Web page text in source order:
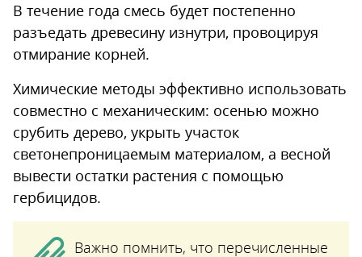
В течение года смесь будет постепенно
разъедать древесину изнутри, провоцируя
отмирание корней.
Химические методы эффективно использовать
совместно с механическим: осенью можно
срубить дерево, укрыть участок
светонепроницаемым материалом, а весной
вывести остатки растения с помощью
гербицидов.
Важно помнить, что перечисленные